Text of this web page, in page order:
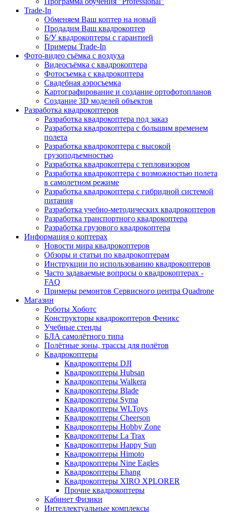
Trade-In
Обменяем Ваш коптер на новый
Продадим Ваш квадрокоптер
Б/У квадрокоптеры с гарантией
Примеры Trade-In
Фото-видео съёмка с воздуха
Видеосъёмка с квадрокоптера
Фотосъемка с квадрокоптера
Свадебная аэросъемка
Картографирование и создание ортофотопланов
Создание 3D моделей объектов
Разработка квадрокоптеров
Разработка квадрокоптера под заказ
Разработка квадрокоптера с большим временем
полета
Разработка квадрокоптера с высокой
грузоподъемностью
Разработка квадрокоптера с тепловизором
Разработка квадрокоптера с возможностью полета
в самолетном режиме
Разработка квадрокоптера с гибридной системой
питания
Разработка учебно-методических квадрокоптеров
Разработка транспортного квадрокоптера
Разработка грузового квадрокоптера
Информация о коптерах
Новости мира квадрокоптеров
Обзоры и статьи по квадрокоптерам
Инструкции по использованию квадрокоптеров
Часто задаваемые вопросы о квадрокоптерах -
FAQ
Примеры ремонтов Сервисного центра Quadrone
Магазин
Роботы Хоботс
Конструкторы квадрокоптеров Феникс
Учебные стенды
БЛА самолётного типа
Полётные зоны, трассы для полётов
Квадрокоптеры
Квадрокоптеры DJI
Квадрокоптеры Hubsan
Квадрокоптеры Walkera
Квадрокоптеры Blade
Квадрокоптеры Syma
Квадрокоптеры WLToys
Квадрокоптеры Cheerson
Квадрокоптеры Hobby Zone
Квадрокоптеры La Trax
Квадрокоптеры Happy Sun
Квадрокоптеры Himoto
Квадрокоптеры Nine Eagles
Квадрокоптеры Ehang
Квадрокоптеры XIRO XPLORER
Прочие квадрокоптеры
Кабинет Физики
Интеллектуальные комплексы